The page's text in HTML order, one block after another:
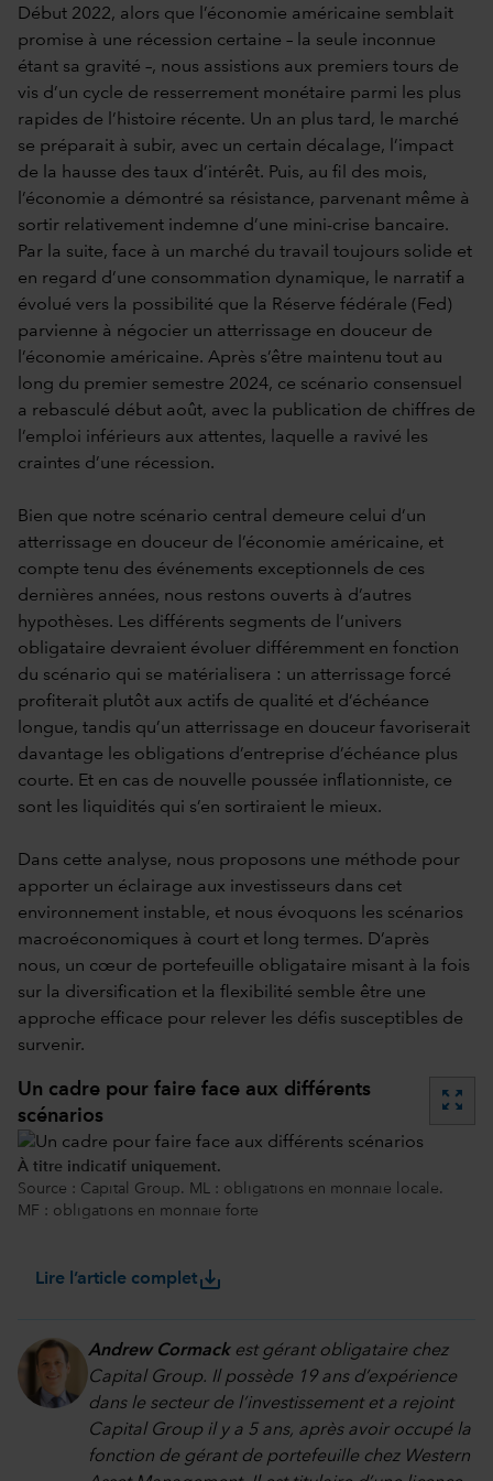
Début 2022, alors que l’économie américaine semblait
promise à une récession certaine – la seule inconnue
étant sa gravité –, nous assistions aux premiers tours de
vis d’un cycle de resserrement monétaire parmi les plus
rapides de l’histoire récente. Un an plus tard, le marché
se préparait à subir, avec un certain décalage, l’impact
de la hausse des taux d’intérêt. Puis, au fil des mois,
l’économie a démontré sa résistance, parvenant même à
sortir relativement indemne d’une mini-crise bancaire.
Par la suite, face à un marché du travail toujours solide et
en regard d’une consommation dynamique, le narratif a
évolué vers la possibilité que la Réserve fédérale (Fed)
parvienne à négocier un atterrissage en douceur de
l’économie américaine. Après s’être maintenu tout au
long du premier semestre 2024, ce scénario consensuel
a rebasculé début août, avec la publication de chiffres de
l’emploi inférieurs aux attentes, laquelle a ravivé les
craintes d’une récession.
Bien que notre scénario central demeure celui d’un
atterrissage en douceur de l’économie américaine, et
compte tenu des événements exceptionnels de ces
dernières années, nous restons ouverts à d’autres
hypothèses. Les différents segments de l’univers
obligataire devraient évoluer différemment en fonction
du scénario qui se matérialisera : un atterrissage forcé
profiterait plutôt aux actifs de qualité et d’échéance
longue, tandis qu’un atterrissage en douceur favoriserait
davantage les obligations d’entreprise d’échéance plus
courte. Et en cas de nouvelle poussée inflationniste, ce
sont les liquidités qui s’en sortiraient le mieux.
Dans cette analyse, nous proposons une méthode pour
apporter un éclairage aux investisseurs dans cet
environnement instable, et nous évoquons les scénarios
macroéconomiques à court et long termes. D’après
nous, un cœur de portefeuille obligataire misant à la fois
sur la diversification et la flexibilité semble être une
approche efficace pour relever les défis susceptibles de
survenir.
Un cadre pour faire face aux différents
scénarios
zoom_out_map
À titre indicatif uniquement.
Source : Capital Group. ML : obligations en monnaie locale.
MF : obligations en monnaie forte
Lire l’article completsave_alt
Andrew Cormackest gérant obligataire chez
Capital Group. Il possède 19 ans d’expérience
dans le secteur de l’investissement et a rejoint
Capital Group il y a 5 ans, après avoir occupé la
fonction de gérant de portefeuille chez Western